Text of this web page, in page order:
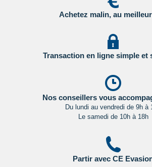
Pour les passagers binationaux ou de
il est préférable de vous rapprocher
Les formalités
susceptibles de changer entre votre
régulièrement le site du ministère des
Achetez malin, au
Transaction en ligne simple et
Nos conseillers vous
Du lundi au vendredi de 9h à
Le samedi de 10h à 18h
Partir avec CE